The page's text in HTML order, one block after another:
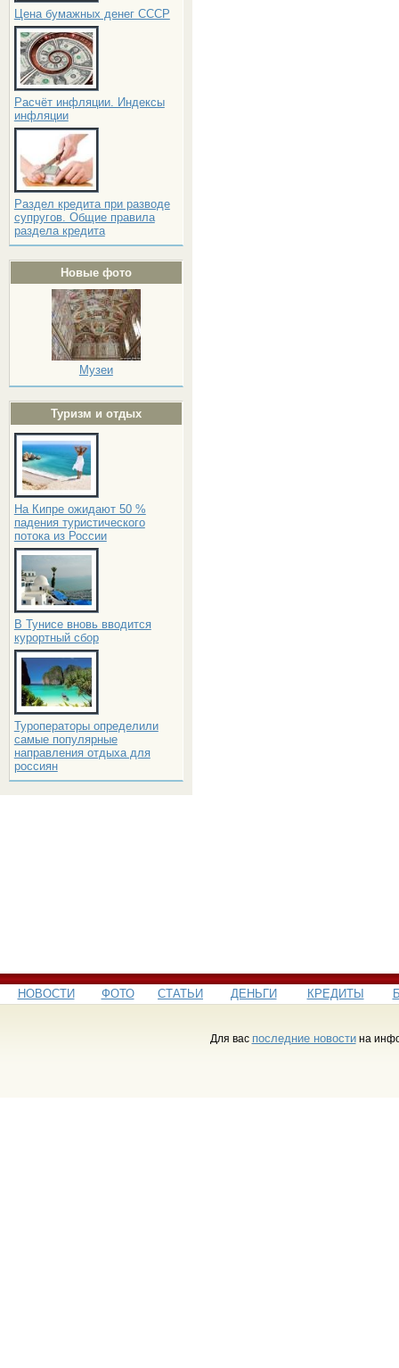
Цена бумажных денег СССР
Расчёт инфляции. Индексы
инфляции
Раздел кредита при разводе
супругов. Общие правила
раздела кредита
Новые фото
Музеи
Туризм и отдых
На Кипре ожидают 50 %
падения туристического
потока из России
В Тунисе вновь вводится
курортный сбор
Туроператоры определили
самые популярные
направления отдыха для
россиян
НОВОСТИ ФОТО СТАТЬИ ДЕНЬГИ КРЕДИТЫ
Для вас последние новостина